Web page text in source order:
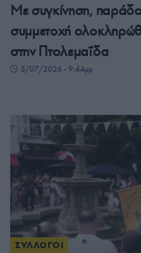
Με συγκίνηση,
συμμετοχή
στην Πτολεμαΐδα
5/07/2026 - 9:44μμ
ΣΥΛΛΟΓΟΙ